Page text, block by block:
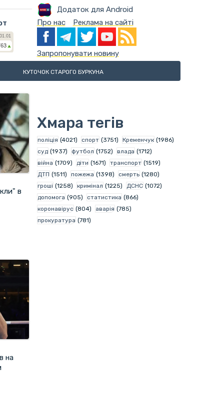
Додаток для Android
Про нас Реклама на сайті
Запропонувати новину
КУТОЧОК СТАРОГО БУРКУНА
в
на
Хмара тегів
поліція (4021) спорт (3751) Кременчук (1986)
суд (1937) футбол (1752) влада (1712)
війна (1709) діти (1671) транспорт (1519)
ДТП (1511) пожежа (1398) смерть (1280)
гроші (1258) кримінал (1225) ДСНС (1072)
допомога (905) статистика (866)
коронавірус (804) аварія (785)
прокуратура (781)